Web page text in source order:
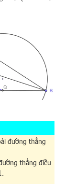
đường thẳng
thẳng điều
.